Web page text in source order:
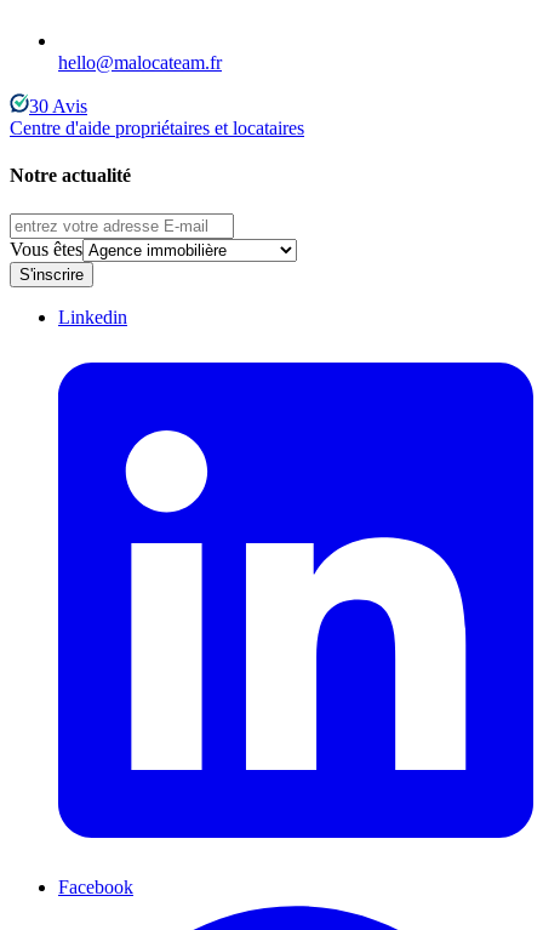
hello@malocateam.fr
30 Avis
Centre d'aide propriétaires et locataires
Notre actualité
Vous êtes
S'inscrire
Linkedin
Facebook